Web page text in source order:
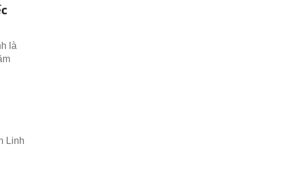
là
Linh